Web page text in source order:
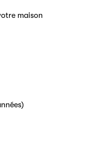
maison